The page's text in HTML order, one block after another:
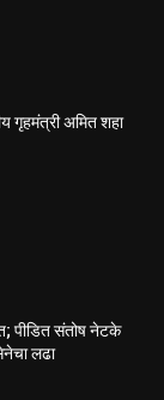
गृहमंत्री अमित शहा
पीडित संतोष नेटके
लढा